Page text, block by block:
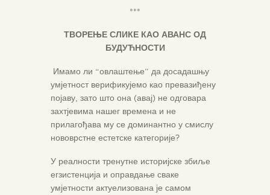
***
ТВОРЕЊЕ СЛИКЕ КАО АВАНС ОД
БУДУЋНОСТИ
Имамо ли “овлаштење” да досадашњу
умјетност верификујемо као превазиђену
појаву, зато што она (авај) не одговара
захтјевима нашег времена и не
прилагођава му се доминантно у смислу
нововрстне естетске категорије?
У реалности тренутне историјске збиље
егзистенција и оправдање сваке
умјетности актуелизована је самом